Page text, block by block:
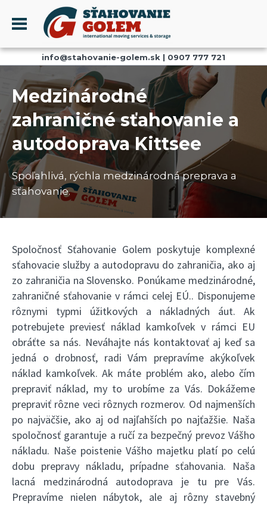
Menu
PROFIL
SŤAHOVANIE - SŤAHOVACIE SLUŽBY
DOPRAVA - DOPRAVNÉ SLUŽBY
AKCIE A ZĽAVY
SKLADOVANIE
REFERENCIE
CENNÍK
KONTAKT
info@stahovanie-golem.sk | 0907 777 721
Medzinárodné
zahraničné sťahovanie a
autodoprava Kittsee
Spoľahlivá, rýchla medzinárodná preprava a
sťahovanie.
Spoločnosť Sťahovanie Golem poskytuje komplexné
sťahovacie služby a autodopravu do zahraničia, ako aj
zo zahraničia na Slovensko. Ponúkame medzinárodné,
zahraničné sťahovanie v rámci celej EÚ.. Disponujeme
rôznymi typmi úžitkových a nákladných áut. Ak
potrebujete previesť náklad kamkoľvek v rámci EU
obráťte sa nás. Neváhajte nás kontaktovať aj keď sa
jedná o drobnosť, radi Vám prepravíme akýkoľvek
náklad kamkoľvek. Ak máte problém ako, alebo čím
prepraviť náklad, my to urobíme za Vás. Dokážeme
prepraviť rôzne veci rôznych rozmerov. Od najmenších
po najväčšie, ako aj od najľahších po najťažšie. Naša
spoločnosť garantuje a ručí za bezpečný prevoz Vášho
nákladu. Naše poistenie Vášho majetku platí po celú
dobu prepravy nákladu, prípadne sťahovania. Naša
lacná medzinárodná autodoprava je tu pre Vás.
Prepravíme nielen nábytok, ale aj rôzny stavebný